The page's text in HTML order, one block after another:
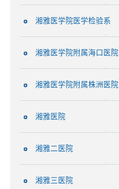
湘雅医学院医学检验系
湘雅医学院附属海口医院
湘雅医学院附属株洲医院
湘雅医院
湘雅二医院
湘雅三医院